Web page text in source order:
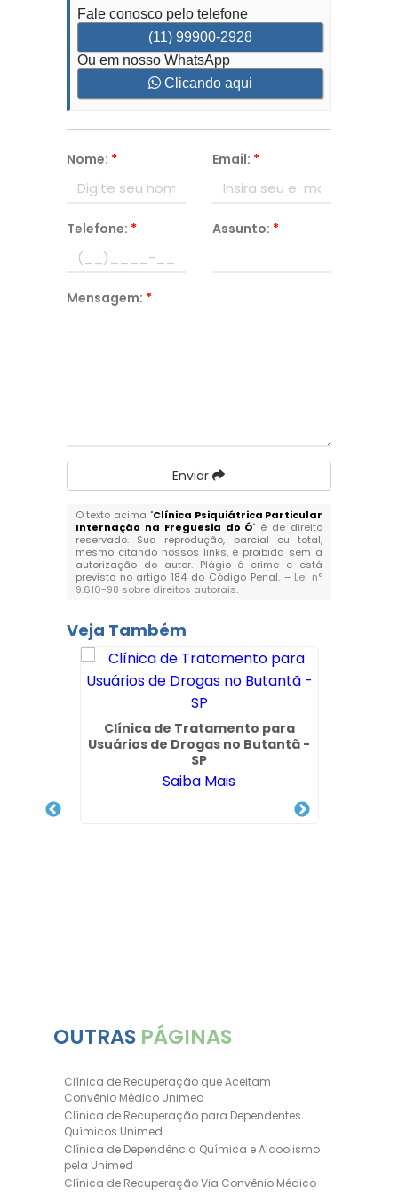
Fale conosco pelo telefone
(11) 99900-2928
Ou em nosso WhatsApp
Clicando aqui
Nome: * Email: *
Telefone: * Assunto: *
Mensagem: *
Enviar
O texto acima "Clínica Psiquiátrica Particular
Internação na Freguesia do Ó" é de direito
reservado. Sua reprodução, parcial ou total,
mesmo citando nossos links, é proibida sem a
autorização do autor. Plágio é crime e está
previsto no artigo 184 do Código Penal. – Lei n°
9.610-98 sobre direitos autorais.
Veja Também
Clínica de Tratamento para
Usuários de Drogas no Butantã -
SP
Saiba Mais
OUTRAS PÁGINAS
Clínica de Recuperação que Aceitam
Convênio Médico Unimed
Clínica de Recuperação para Dependentes
Químicos Unimed
Clínica de Dependência Química e Alcoolismo
pela Unimed
Clínica de Recuperação Via Convênio Médico